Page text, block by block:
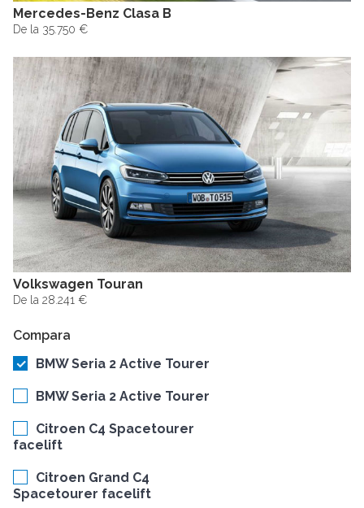
Mercedes-Benz Clasa B
De la 35.750 €
Volkswagen Touran
De la 28.241 €
Compara
BMW Seria 2 Active Tourer
BMW Seria 2 Active Tourer
Citroen C4 Spacetourer
facelift
Citroen Grand C4
Spacetourer facelift